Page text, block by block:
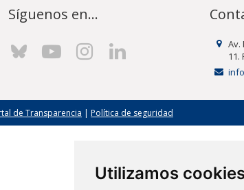
Utilizamos
Síguenos en...
Av.
11.
de Transparencia | Política de seguridad